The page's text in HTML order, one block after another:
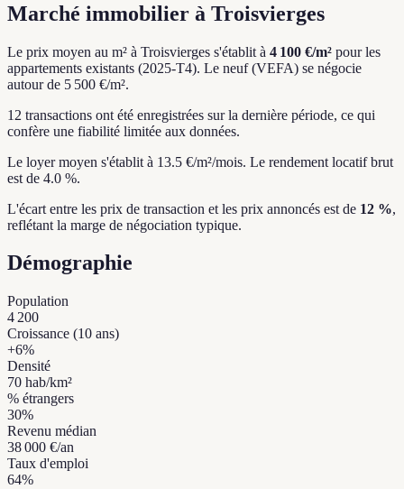
Marché immobilier à Troisvierges
Le prix moyen au m² à Troisvierges s'établit à 4 100 €/m² pour les
appartements existants (2025-T4). Le neuf (VEFA) se négocie
autour de 5 500 €/m².
12 transactions ont été enregistrées sur la dernière période, ce qui
confère une fiabilité limitée aux données.
Le loyer moyen s'établit à 13.5 €/m²/mois. Le rendement locatif brut
est de 4.0 %.
L'écart entre les prix de transaction et les prix annoncés est de 12 %,
reflétant la marge de négociation typique.
Démographie
Population
4 200
Croissance (10 ans)
+6%
Densité
70 hab/km²
% étrangers
30%
Revenu médian
38 000 €/an
Taux d'emploi
64%